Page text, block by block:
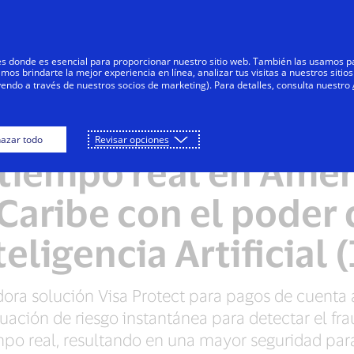
Negocios Innovadores
a prevenir
real en
con el poder
Artificial
solución Visa Protect para pagos de cuenta
de riesgo instantánea para detectar el
real, resultando en una mayor seguridad
donde es esencial para proporcionar nuestro sitio web. También las usamos
brindarte la mejor experiencia en línea, analizar tus visitas a nuestros
a través de nuestros socios de marketing). Para detalles, consulta nuestro
todo Revisar opciones